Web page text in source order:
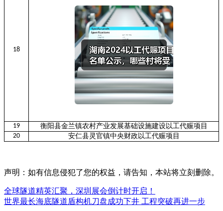
18
19
衡阳县金兰镇农村产业发展基础设施建设以工代赈项目
20
安仁县灵官镇中央财政以工代赈项目
声明：如有信息侵犯了您的权益，请告知，本站将立刻删除。
全球隧道精英汇聚，深圳展会倒计时开启！
世界最长海底隧道盾构机刀盘成功下井 工程突破再进一步